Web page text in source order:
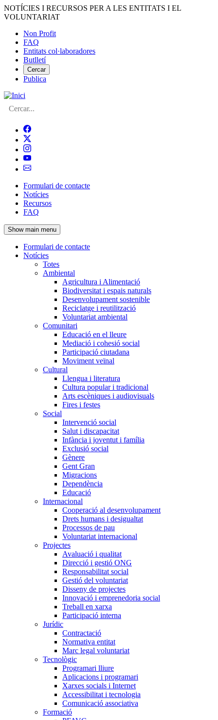
Vés
al
NOTÍCIES I RECURSOS PER A LES ENTITATS I EL
VOLUNTARIAT
Menú
del
compte
d'usuari
Non Profit
FAQ
Entitats col·laboradores
Butlletí
Cercar
Publica
Cerca
Navegació
principal
de
l'encapçalament
Formulari de contacte
Notícies
Recursos
FAQ
Show main menu
Navegació
principal
Formulari de contacte
Notícies
Totes
Ambiental
Agricultura i Alimentació
Biodiversitat i espais naturals
Desenvolupament sostenible
Reciclatge i reutilització
Voluntariat ambiental
Comunitari
Educació en el lleure
Mediació i cohesió social
Participació ciutadana
Moviment veïnal
Cultural
Llengua i literatura
Cultura popular i tradicional
Arts escèniques i audiovisuals
Fires i festes
Social
Intervenció social
Salut i discapacitat
Infància i joventut i família
Exclusió social
Gènere
Gent Gran
Migracions
Dependència
Educació
Internacional
Cooperació al desenvolupament
Drets humans i desigualtat
Processos de pau
Voluntariat internacional
Projectes
Avaluació i qualitat
Direcció i gestió ONG
Responsabilitat social
Gestió del voluntariat
Disseny de projectes
Innovació i emprenedoria social
Treball en xarxa
Participació interna
Jurídic
Contractació
Normativa entitat
Marc legal voluntariat
Tecnològic
Programari lliure
Aplicacions i programari
Xarxes socials i Internet
Accessibilitat i tecnologia
Comunicació associativa
Formació